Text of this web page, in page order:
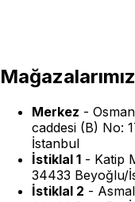
Mağazalarımız
Merkez -
caddesi (B) No:
İstanbul
İstiklal 1 - Katip
34433 Beyoğlu/
İstiklal 2 -